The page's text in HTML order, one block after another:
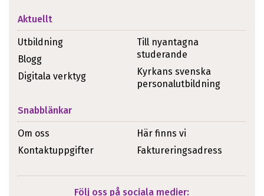
Aktuellt
Utbildning
Blogg
Digitala verktyg
Till nyantagna
studerande
Kyrkans svenska
personalutbildning
Snabblänkar
Om oss
Kontaktuppgifter
Här finns vi
Faktureringsadress
Följ oss på sociala medier: